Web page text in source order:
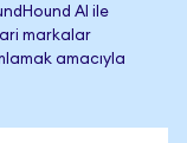
AI ile
markalar
amacıyla